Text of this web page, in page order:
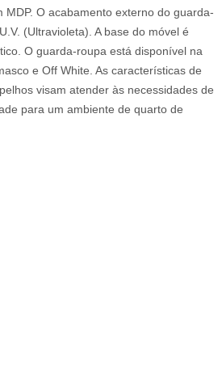
MDP. O acabamento externo do guarda-
(Ultravioleta). A base do móvel é
O guarda-roupa está disponível na
e Off White. As características de
visam atender às necessidades de
para um ambiente de quarto de